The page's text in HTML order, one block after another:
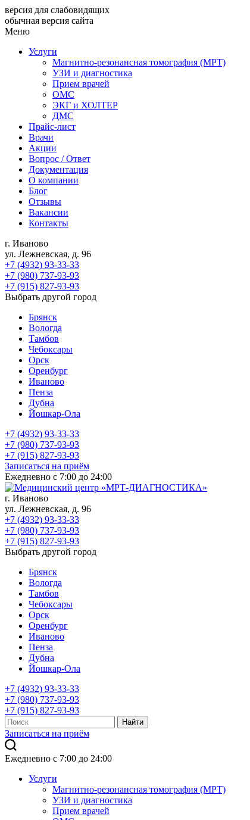
версия для слабовидящих
обычная версия сайта
Меню
Услуги
Магнитно-резонансная томография (МРТ)
УЗИ и диагностика
Прием врачей
ОМС
ЭКГ и ХОЛТЕР
ДМС
Прайс-лист
Врачи
Акции
Вопрос / Ответ
Документация
О компании
Блог
Отзывы
Вакансии
Контакты
г. Иваново
ул. Лежневская, д. 96
+7 (4932) 93-33-33
+7 (980) 737-93-93
+7 (915) 827-93-93
Выбрать другой город
Брянск
Вологда
Тамбов
Чебоксары
Орск
Оренбург
Иваново
Пенза
Дубна
Йошкар-Ола
+7 (4932) 93-33-33
+7 (980) 737-93-93
+7 (915) 827-93-93
Записаться на приём
Ежедневно с 7:00 до 24:00
г. Иваново
ул. Лежневская, д. 96
+7 (4932) 93-33-33
+7 (980) 737-93-93
+7 (915) 827-93-93
Выбрать другой город
Брянск
Вологда
Тамбов
Чебоксары
Орск
Оренбург
Иваново
Пенза
Дубна
Йошкар-Ола
+7 (4932) 93-33-33
+7 (980) 737-93-93
+7 (915) 827-93-93
Записаться на приём
Ежедневно с 7:00 до 24:00
Услуги
Магнитно-резонансная томография (МРТ)
УЗИ и диагностика
Прием врачей